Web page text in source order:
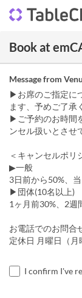
Book at
Message from
▶お席のご指定に
ます、予めご了承
▶ご予約のお時間
ンセル扱いとさせ
＜キャンセルポリ
▶一般
3日前から50%、
▶団体(10名以上)
1ヶ月前30%、2週
お電話でのお問合
定休日 月曜日（月
I confirm I've